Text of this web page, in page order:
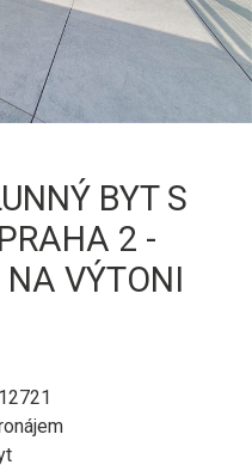
BYT S
2 -
NA VÝTONI